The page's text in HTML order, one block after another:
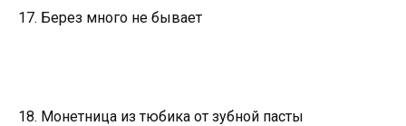
17. Берез много не бывает
18. Монетница из тюбика от зубной пасты